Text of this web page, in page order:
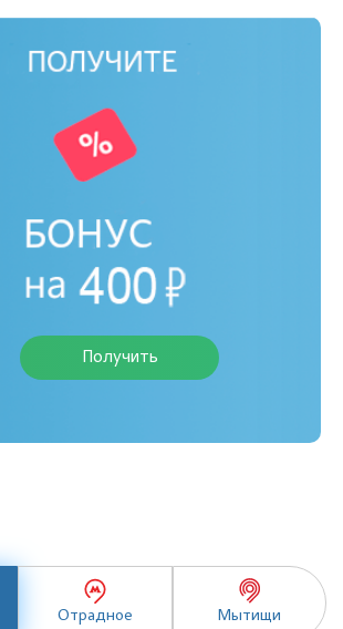
Получить
Отрадное Мытищи